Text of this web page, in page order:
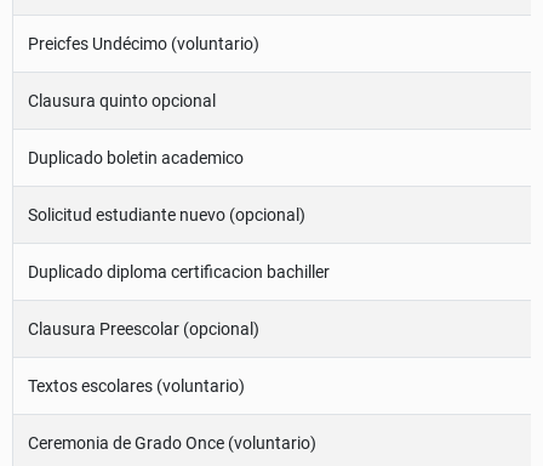
Preicfes Undécimo (voluntario)
Clausura quinto opcional
Duplicado boletin academico
Solicitud estudiante nuevo (opcional)
Duplicado diploma certificacion bachiller
Clausura Preescolar (opcional)
Textos escolares (voluntario)
Ceremonia de Grado Once (voluntario)